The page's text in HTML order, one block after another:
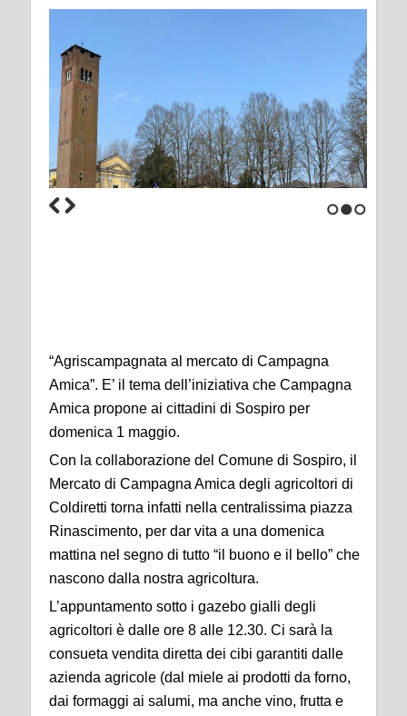
“Agriscampagnata al mercato di Campagna
Amica”. E’ il tema dell’iniziativa che Campagna
Amica propone ai cittadini di Sospiro per
domenica 1 maggio.
Con la collaborazione del Comune di Sospiro, il
Mercato di Campagna Amica degli agricoltori di
Coldiretti torna infatti nella centralissima piazza
Rinascimento, per dar vita a una domenica
mattina nel segno di tutto “il buono e il bello” che
nascono dalla nostra agricoltura.
L’appuntamento sotto i gazebo gialli degli
agricoltori è dalle ore 8 alle 12.30. Ci sarà la
consueta vendita diretta dei cibi garantiti dalle
azienda agricole (dal miele ai prodotti da forno,
dai formaggi ai salumi, ma anche vino, frutta e